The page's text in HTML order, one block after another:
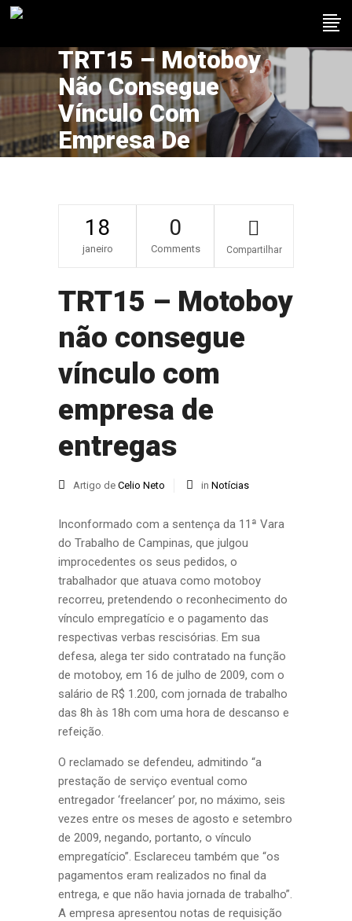
TRT15 – Motoboy
Não Consegue
Vínculo Com
Empresa De
Entregas
18
janeiro
0
Comments Compartilhar
TRT15 – Motoboy
não consegue
vínculo com
empresa de
entregas
Artigo de Celio Neto in Notícias
Inconformado com a sentença da 11ª Vara
do Trabalho de Campinas, que julgou
improcedentes os seus pedidos, o
trabalhador que atuava como motoboy
recorreu, pretendendo o reconhecimento do
vínculo empregatício e o pagamento das
respectivas verbas rescisórias. Em sua
defesa, alega ter sido contratado na função
de motoboy, em 16 de julho de 2009, com o
salário de R$ 1.200, com jornada de trabalho
das 8h às 18h com uma hora de descanso e
refeição.
O reclamado se defendeu, admitindo “a
prestação de serviço eventual como
entregador ‘freelancer’ por, no máximo, seis
vezes entre os meses de agosto e setembro
de 2009, negando, portanto, o vínculo
empregatício”. Esclareceu também que “os
pagamentos eram realizados no final da
entrega, e que não havia jornada de trabalho”.
A empresa apresentou notas de requisição